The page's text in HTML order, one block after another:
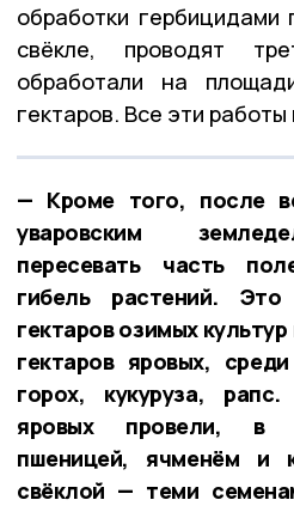
обработки гербицидами
свёкле, проводят
обработали на
гектаров. Все эти
— Кроме того, после
уваровским
пересевать часть
гибель растений.
гектаров озимых
гектаров яровых,
горох, кукуруза,
яровых провели, в
пшеницей, ячменём и
свёклой — теми